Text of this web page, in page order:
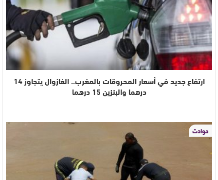
ارتفاع جديد في أسعار المحروقات بالمغرب.. الغازوال يتجاوز 14
درهما والبنزين 15 درهما
حوادث